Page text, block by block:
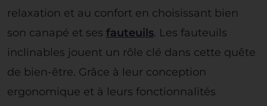
relaxation et au confort en choisissant bien
son canapé et ses fauteuils. Les fauteuils
inclinables jouent un rôle clé dans cette quête
de bien-être. Grâce à leur conception
ergonomique et à leurs fonctionnalités